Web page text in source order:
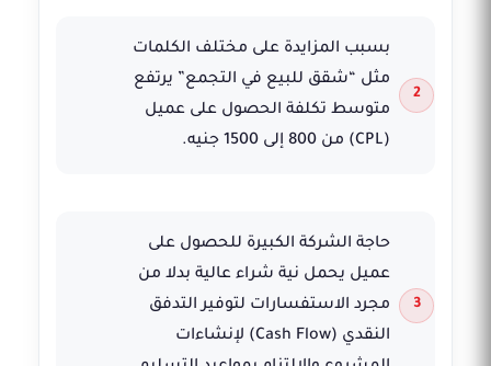
بسبب المزايدة على مختلف الكلمات
مثل “شقق للبيع في التجمع” يرتفع
متوسط تكلفة الحصول على عميل
(CPL) من 800 إلى 1500 جنيه.
حاجة الشركة الكبيرة للحصول على
عميل يحمل نية شراء عالية بدلا من
مجرد الاستفسارات لتوفير التدفق
النقدي (Cash Flow) لإنشاءات